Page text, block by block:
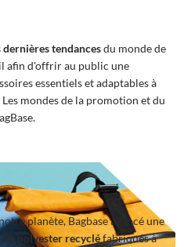
tendancesdu monde de
afin d'offrir au public une
essentiels et adaptables à
mondes de la promotion et du
planète, Bagbase a lancé une
polyester recycléfabriqués à